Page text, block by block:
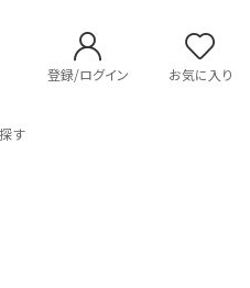
登録/ログイン お気に入り
す